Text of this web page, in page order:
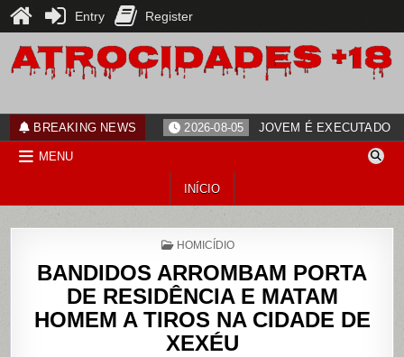
content
BREAKING NEWS 2026-08-05 JOVEM É EXECUTADO
MENU
INÍCIO
POSTED
HOMICÍDIO
BANDIDOS ARROMBAM PORTA
DE RESIDÊNCIA E MATAM
HOMEM A TIROS NA CIDADE DE
XEXÉU
Entry Register